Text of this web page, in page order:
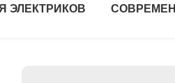
ЭЛЕКТРИКОВ